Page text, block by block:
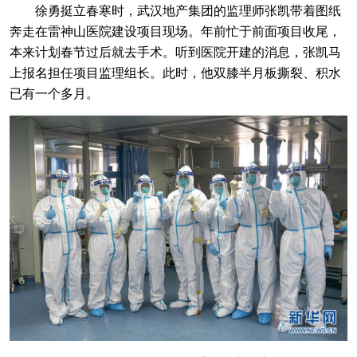
徐勇挺立春寒时，武汉地产集团的监理师张凯带着图纸
奔走在雷神山医院建设项目现场。年前忙于前面项目收尾，
本来计划春节过后就去手术。听到医院开建的消息，张凯马
上报名担任项目监理组长。此时，他双膝半月板撕裂、积水
已有一个多月。